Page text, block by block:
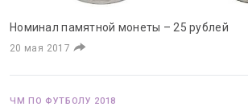
Номинал памятной монеты – 25 рублей
20 мая 2017
ЧМ ПО ФУТБОЛУ 2018